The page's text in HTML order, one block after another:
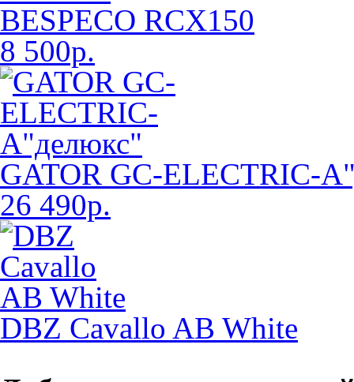
BESPECO RCX150
8 500р.
GATOR GC-ELECTRIC-
26 490р.
DBZ Cavallo AB White